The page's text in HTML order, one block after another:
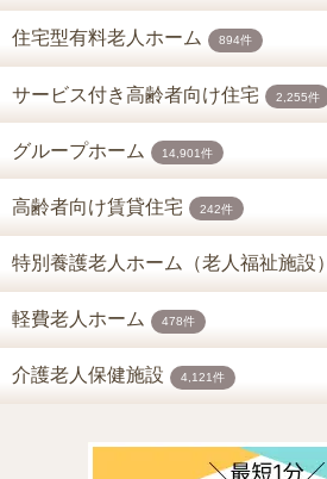
住宅型有料老人ホーム 894件
サービス付き高齢者向け住宅 2,255件
グループホーム 14,901件
高齢者向け賃貸住宅 242件
特別養護老人ホーム（老人福祉施設）
軽費老人ホーム 478件
介護老人保健施設 4,121件